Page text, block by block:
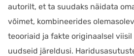
autorilt, et ta suudaks näidata
võimet, kombineerides
teooriaid ja fakte originaalsel
uudseid järeldusi.